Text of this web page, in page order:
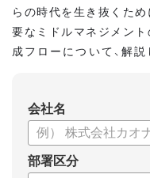
らの時代を生き抜くため
要なミドルマネジメント
成フローについて、解説
【資料の内容】
・そもそも「マネジメント
・身につけるべき7つの
・ミドルマネジメント推
会社名
部署区分